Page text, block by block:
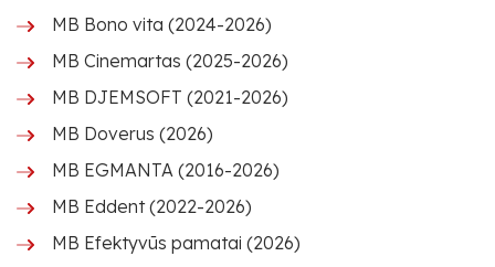
MB Bono vita (2024-2026)
MB Cinemartas (2025-2026)
MB DJEMSOFT (2021-2026)
MB Doverus (2026)
MB EGMANTA (2016-2026)
MB Eddent (2022-2026)
MB Efektyvūs pamatai (2026)